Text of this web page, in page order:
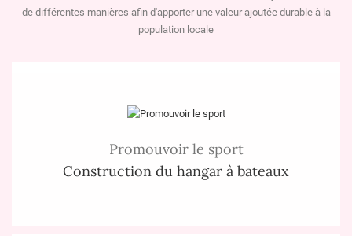
de différentes manières afin d'apporter une valeur ajoutée durable à la
population locale
Promouvoir le sport
Construction du hangar à bateaux